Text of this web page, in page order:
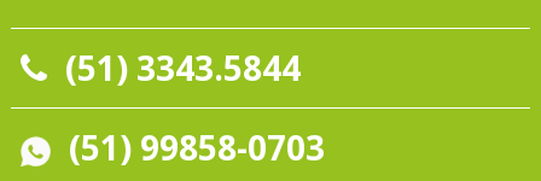
(51) 3343.5844
(51) 99858-0703